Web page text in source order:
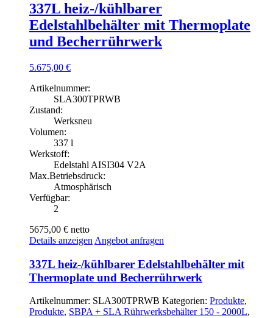
337L heiz-/kühlbarer
Edelstahlbehälter mit Thermoplate
und Becherrührwerk
5.675,00 €
Artikelnummer:
SLA300TPRWB
Zustand:
Werksneu
Volumen:
337 l
Werkstoff:
Edelstahl AISI304 V2A
Max.Betriebsdruck:
Atmosphärisch
Verfügbar:
2
5675,00 € netto
Details anzeigen Angebot anfragen
337L heiz-/kühlbarer Edelstahlbehälter mit
Thermoplate und Becherrührwerk
Artikelnummer: SLA300TPRWB Kategorien: Produkte,
Produkte, SBPA + SLA Rührwerksbehälter 150 - 2000L,